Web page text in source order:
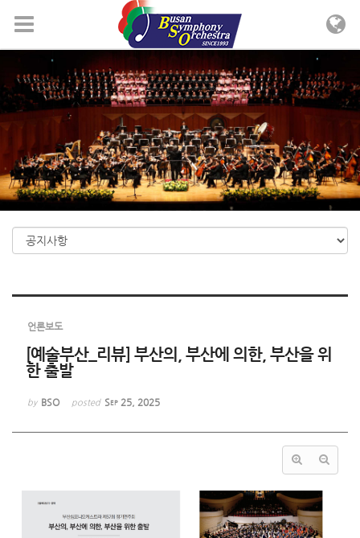
메뉴 건너뛰기
언론보도
[예술부산_리뷰] 부산의, 부산에 의한, 부산을 위
한 출발
by BSO posted Sep 25, 2025